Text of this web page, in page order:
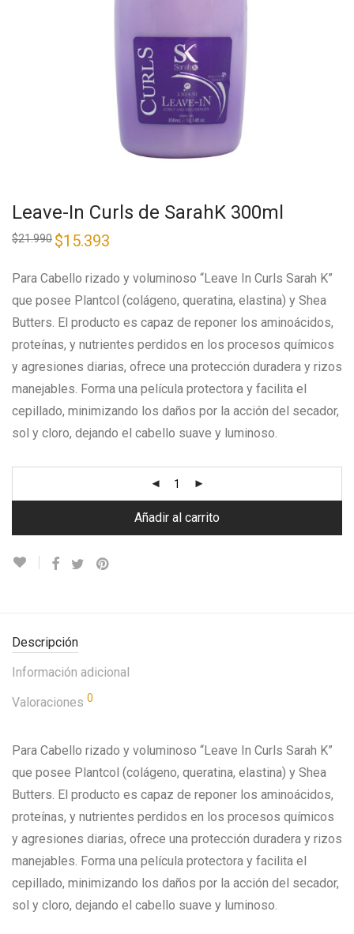
Leave-In Curls de SarahK 300ml
$21.990 $15.393
Para Cabello rizado y voluminoso “Leave In Curls Sarah K”
que posee Plantcol (colágeno, queratina, elastina) y Shea
Butters. El producto es capaz de reponer los aminoácidos,
proteínas, y nutrientes perdidos en los procesos químicos
y agresiones diarias, ofrece una protección duradera y rizos
manejables. Forma una película protectora y facilita el
cepillado, minimizando los daños por la acción del secador,
sol y cloro, dejando el cabello suave y luminoso.
Añadir al carrito
Descripción
Información adicional
Valoraciones 0
Para Cabello rizado y voluminoso “Leave In Curls Sarah K”
que posee Plantcol (colágeno, queratina, elastina) y Shea
Butters. El producto es capaz de reponer los aminoácidos,
proteínas, y nutrientes perdidos en los procesos químicos
y agresiones diarias, ofrece una protección duradera y rizos
manejables. Forma una película protectora y facilita el
cepillado, minimizando los daños por la acción del secador,
sol y cloro, dejando el cabello suave y luminoso.